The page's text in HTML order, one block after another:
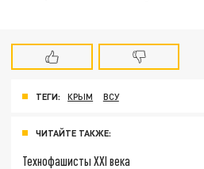
ТЕГИ: КРЫМ ВСУ
ЧИТАЙТЕ ТАКЖЕ:
Технофашисты XXI века